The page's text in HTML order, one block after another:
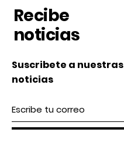
Recibe
noticias
Suscribete a nuestras
noticias